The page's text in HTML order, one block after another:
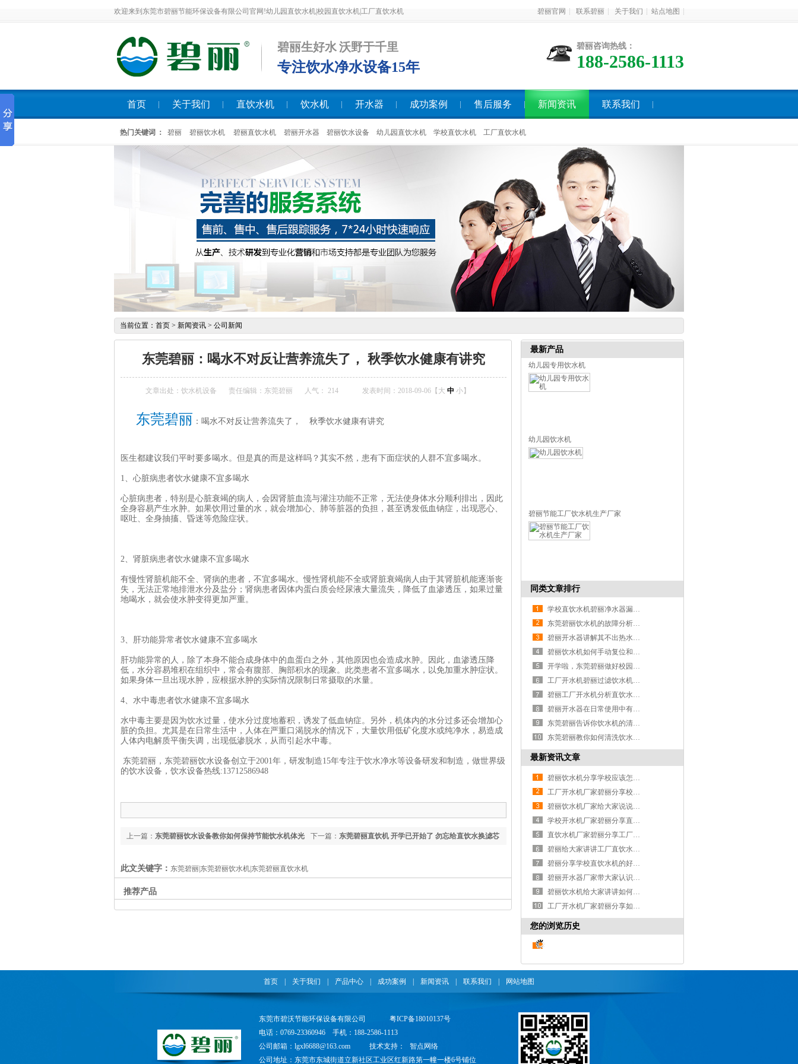
碧丽官网 联系碧丽 关于我们 站点地图
欢迎来到东莞市碧丽节能环保设备有限公司官网!幼儿园直饮水机|校园直饮水机|工厂直饮水机
碧丽生好水 沃野于千里
专注饮水净水设备15年
碧丽咨询热线：
188-2586-1113
首页 关于我们 直饮水机 饮水机 开水器 成功案例 售后服务 新闻资讯 联系我们
热门关键词 ： 碧丽 碧丽饮水机 碧丽直饮水机 碧丽开水器 碧丽饮水设备 幼儿园直饮水机 学校直饮水机 工厂直饮水机
当前位置： 首页 > 新闻资讯 > 公司新闻
东莞碧丽：喝水不对反让营养流失了， 秋季饮水健康有讲究
文章出处：饮水机设备 责任编辑：东莞碧丽 人气： 214 发表时间：2018-09-06【 大 中 小】
东莞碧丽 ：喝水不对反让营养流失了， 秋季饮水健康有讲究
医生都建议我们平时要多喝水。但是真的而是这样吗？其实不然，患有下面症状的人群不宜多喝水。
1、心脏病患者饮水健康不宜多喝水
心脏病患者，特别是心脏衰竭的病人，会因肾脏血流与灌注功能不正常，无法使身体水分顺利排出，因此
全身容易产生水肿。如果饮用过量的水，就会增加心、肺等脏器的负担，甚至诱发低血钠症，出现恶心、
呕吐、全身抽搐、昏迷等危险症状。
2、肾脏病患者饮水健康不宜多喝水
有慢性肾脏机能不全、肾病的患者，不宜多喝水。慢性肾机能不全或肾脏衰竭病人由于其肾脏机能逐渐丧
失，无法正常地排泄水分及盐分；肾病患者因体内蛋白质会经尿液大量流失，降低了血渗透压，如果过量
地喝水，就会使水肿变得更加严重。
3、肝功能异常者饮水健康不宜多喝水
肝功能异常的人，除了本身不能合成身体中的血蛋白之外，其他原因也会造成水肿。因此，血渗透压降
低，水分容易堆积在组织中，常会有腹部、胸部积水的现象。此类患者不宜多喝水，以免加重水肿症状。
如果身体一旦出现水肿，应根据水肿的实际情况限制日常摄取的水量。
4、水中毒患者饮水健康不宜多喝水
水中毒主要是因为饮水过量，使水分过度地蓄积，诱发了低血钠症。另外，机体内的水分过多还会增加心
脏的负担。尤其是在日常生活中，人体在严重口渴脱水的情况下，大量饮用低矿化度水或纯净水，易造成
人体内电解质平衡失调，出现低渗脱水，从而引起水中毒。
东莞碧丽，东莞碧丽饮水设备创立于2001年，研发制造15年专注于饮水净水等设备研发和制造，做世界级
的饮水设备，饮水设备热线:13712586948
下一篇： 东莞碧丽直饮机 开学已开始了 勿忘给直饮水换滤芯
上一篇： 东莞碧丽饮水设备教你如何保持节能饮水机体光
此文关键字： 东莞碧丽|东莞碧丽饮水机|东莞碧丽直饮水机
推荐产品
最新产品
幼儿园专用饮水机
幼儿园饮水机
碧丽节能工厂饮水机生产厂家
同类文章排行
学校直饮水机碧丽净水器漏水怎么办？
东莞碧丽饮水机的故障分析及维修
碧丽开水器讲解其不出热水的缘由
碧丽饮水机如何手动复位和使用注意事项？一起来看看
开学啦，东莞碧丽做好校园幼儿园饮水机安装及售后服务
工厂开水机碧丽过滤饮水机是用自来水过滤的吗？
碧丽工厂开水机分析直饮水机的水能否直接饮用不烧开
碧丽开水器在日常使用中有哪些常见故障问题
东莞碧丽告诉你饮水机的清洗方法
东莞碧丽教你如何清洗饮水机才能彻底消毒
最新资讯文章
碧丽饮水机分享学校应该怎样选择好的饮水机
工厂开水机厂家碧丽分享校园饮水机的运行流程
碧丽饮水机厂家给大家说说直饮水设备的保养及维护
学校开水机厂家碧丽分享直饮水机的好处及安装注意事项
直饮水机厂家碧丽分享工厂直饮水机怎么安装？
碧丽给大家讲讲工厂直饮水机的正确清洗方法是什么？
碧丽分享学校直饮水机的好处及安装注意事项
碧丽开水器厂家带大家认识一下直饮水机的作用！
碧丽饮水机给大家讲讲如何正确使用节能饮水机？
工厂开水机厂家碧丽分享如何安全使用饮水机
您的浏览历史
首页 关于我们 产品中心 成功案例 新闻资讯 联系我们 网站地图
东莞市碧沃节能环保设备有限公司
粤ICP备18010137号
电话：0769-23360946 手机：188-2586-1113
公司邮箱：lgxl6688@163.com
技术支持：
智点网络
公司地址：东莞市东城街道立新社区工业区红新路第一幢一楼6号铺位